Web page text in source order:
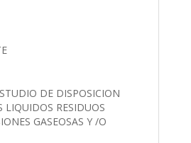
DE DISPOSICION
LIQUIDOS RESIDUOS
GASEOSAS Y /O